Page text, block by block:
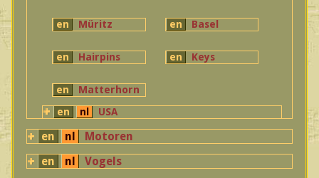
en Müritz en Basel
en Hairpins en Keys
en
Matterhorn
en
nl USA
en nl
Motoren
en
nl Vogels